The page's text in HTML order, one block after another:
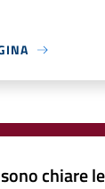
chiare